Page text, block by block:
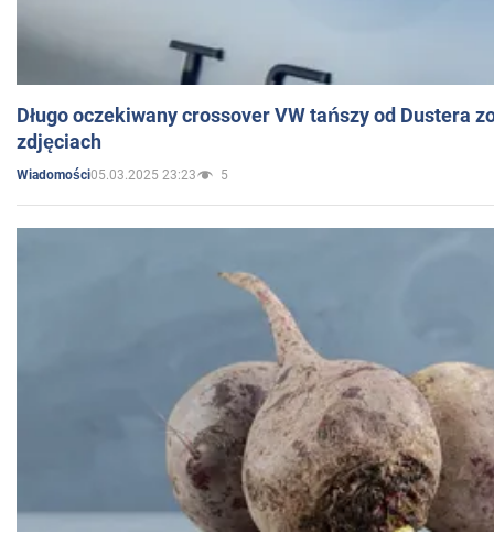
Długo oczekiwany crossover VW tańszy od Dustera
zdjęciach
Wiadomości05.03.2025 23:23 5